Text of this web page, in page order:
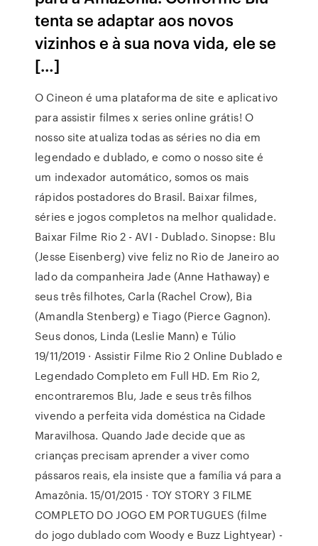
tenta se adaptar aos novos
vizinhos e à sua nova vida, ele se
[…]
O Cineon é uma plataforma de site e aplicativo
para assistir filmes x series online grátis! O
nosso site atualiza todas as séries no dia em
legendado e dublado, e como o nosso site é
um indexador automático, somos os mais
rápidos postadores do Brasil. Baixar filmes,
séries e jogos completos na melhor qualidade.
Baixar Filme Rio 2 - AVI - Dublado. Sinopse: Blu
(Jesse Eisenberg) vive feliz no Rio de Janeiro ao
lado da companheira Jade (Anne Hathaway) e
seus três filhotes, Carla (Rachel Crow), Bia
(Amandla Stenberg) e Tiago (Pierce Gagnon).
Seus donos, Linda (Leslie Mann) e Túlio
19/11/2019 · Assistir Filme Rio 2 Online Dublado e
Legendado Completo em Full HD. Em Rio 2,
encontraremos Blu, Jade e seus três filhos
vivendo a perfeita vida doméstica na Cidade
Maravilhosa. Quando Jade decide que as
crianças precisam aprender a viver como
pássaros reais, ela insiste que a família vá para a
Amazônia. 15/01/2015 · TOY STORY 3 FILME
COMPLETO DO JOGO EM PORTUGUES (filme
do jogo dublado com Woody e Buzz Lightyear) -